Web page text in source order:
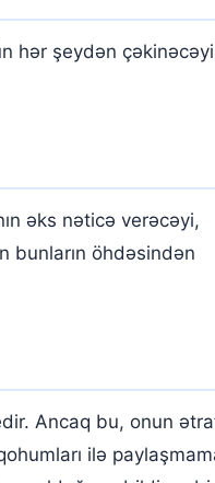
hər şeydən
əks nəticə verəcəyi,
bunların öhdəsindən
Ancaq bu, onun
ilə